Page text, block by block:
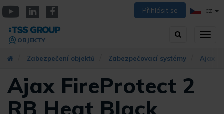
Přejít
k
hlavnímu
obsahu
Přihlásit se CZ
Vyhledávání
OBJEKTY
Zabezpečení objektů Zabezpečovací systémy Ajax
Ajax FireProtect 2
RB Heat Black